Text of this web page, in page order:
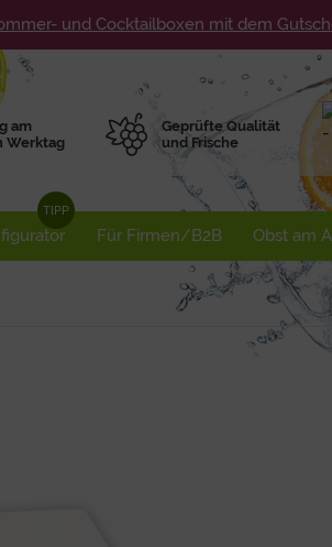
und Cocktailboxen mit dem
am
Werktag
Geprüfte Qualität
und Frische
Für Firmen/B2B Obst am